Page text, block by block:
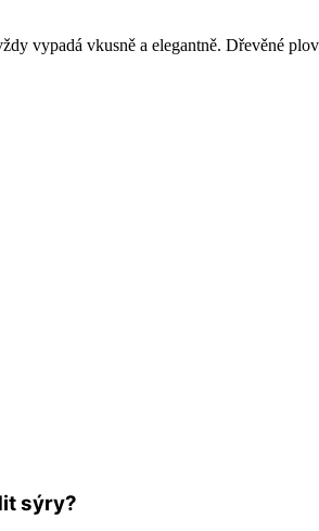
vypadá vkusně a elegantně. Dřevěné
sýry?